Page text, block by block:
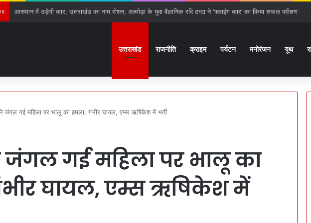
धामी कैबिनेट का बड़ा फैसला, मेरठ से हरिद्वार तक बढ़ेगा गंगा एक्सप्रेस-वे, 15 प्रस्तावों को मिली हरी झंडी
उत्तराखंड राजनीति क्राइम पर्यटन मनोरंजन यूथ
जंगल गई महिला पर भालू का हमला, गंभीर घायल, एम्स ऋषिकेश में भर्ती
गई महिला पर भालू का
घायल, एम्स ऋषिकेश में